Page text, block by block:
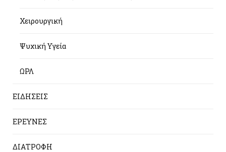
Χειρουργική
Ψυχική Υγεία
ΩΡΛ
ΕΙΔΗΣΕΙΣ
ΕΡΕΥΝΕΣ
ΔΙΑΤΡΟΦΗ